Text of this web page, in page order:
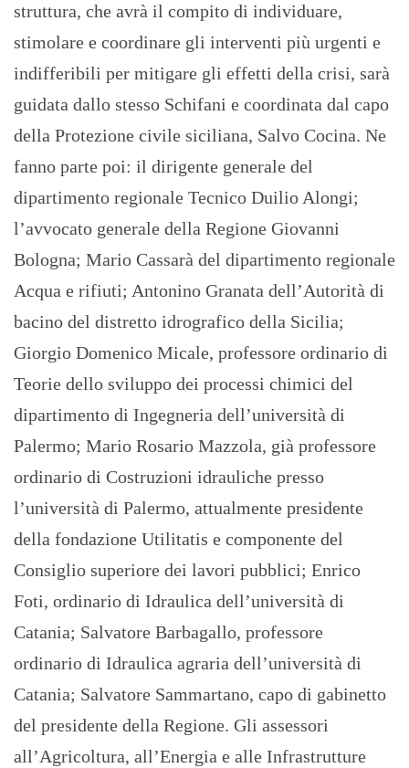
struttura, che avrà il compito di individuare,
stimolare e coordinare gli interventi più urgenti e
indifferibili per mitigare gli effetti della crisi, sarà
guidata dallo stesso Schifani e coordinata dal capo
della Protezione civile siciliana, Salvo Cocina. Ne
fanno parte poi: il dirigente generale del
dipartimento regionale Tecnico Duilio Alongi;
l’avvocato generale della Regione Giovanni
Bologna; Mario Cassarà del dipartimento regionale
Acqua e rifiuti; Antonino Granata dell’Autorità di
bacino del distretto idrografico della Sicilia;
Giorgio Domenico Micale, professore ordinario di
Teorie dello sviluppo dei processi chimici del
dipartimento di Ingegneria dell’università di
Palermo; Mario Rosario Mazzola, già professore
ordinario di Costruzioni idrauliche presso
l’università di Palermo, attualmente presidente
della fondazione Utilitatis e componente del
Consiglio superiore dei lavori pubblici; Enrico
Foti, ordinario di Idraulica dell’università di
Catania; Salvatore Barbagallo, professore
ordinario di Idraulica agraria dell’università di
Catania; Salvatore Sammartano, capo di gabinetto
del presidente della Regione. Gli assessori
all’Agricoltura, all’Energia e alle Infrastrutture